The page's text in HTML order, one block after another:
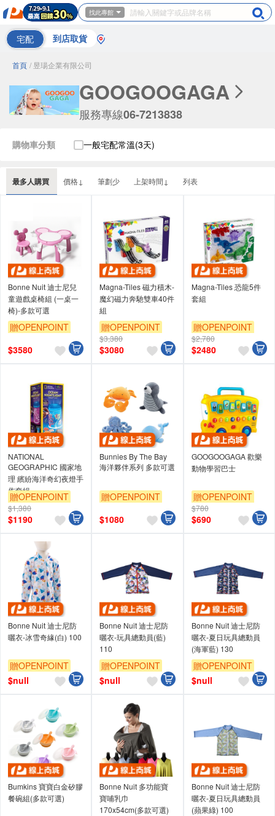
找此專館
宅配 到店取貨
首頁 / 昱瑒企業有限公司
GOOGOOGAGA
服務專線06-7213838
最多人購買 價格↓ 筆劃少 上架時間↓ 列表
購物車分類 一般宅配常溫(3天)
Bonne Nuit 迪士尼兒
童遊戲桌椅組 (一桌一
椅)-多款可選
贈OPENPOINT
$3580
Magna-Tiles 磁力積木-
魔幻磁力奔馳雙車40件
組
贈OPENPOINT
$3,380
$3080
Magna-Tiles 恐龍5件
套組
贈OPENPOINT
$2,780
$2480
NATIONAL
GEOGRAPHIC 國家地
理 繽紛海洋奇幻夜燈手
作套組
贈OPENPOINT
$1,380
$1190
Bunnies By The Bay
海洋夥伴系列 多款可選
贈OPENPOINT
$1080
GOOGOOGAGA 歡樂
動物學習巴士
贈OPENPOINT
$780
$690
Bonne Nuit 迪士尼防
曬衣-冰雪奇緣(白) 100
贈OPENPOINT
$null
Bonne Nuit 迪士尼防
曬衣-玩具總動員(藍)
110
贈OPENPOINT
$null
Bonne Nuit 迪士尼防
曬衣-夏日玩具總動員
(海軍藍) 130
贈OPENPOINT
$null
Bumkins 寶寶白金矽膠
餐碗組(多款可選)
Bonne Nuit 多功能寶
寶哺乳巾
170x54cm(多款可選)
Bonne Nuit 迪士尼防
曬衣-夏日玩具總動員
(蘋果綠) 100